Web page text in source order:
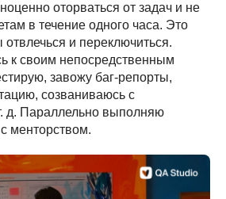
оторваться от задач и не
в течение одного часа. Это
и переключиться.
к своим непосредственным
завожу баг-репорты,
созваниваюсь с
д. Параллельно выполняю
менторством.